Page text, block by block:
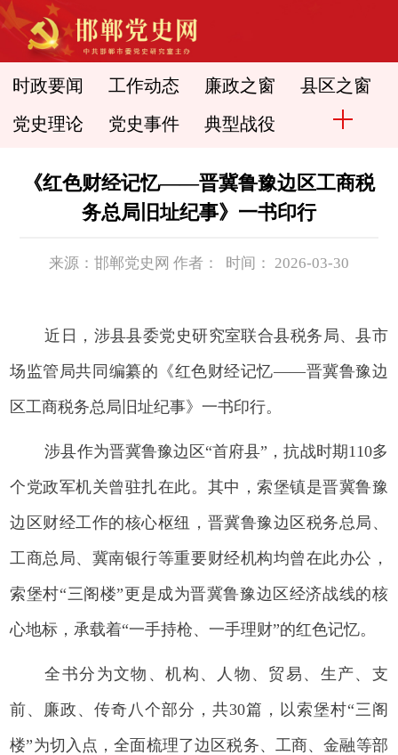
时政要闻 工作动态 廉政之窗 县区之窗
党史理论 党史事件 典型战役
《红色财经记忆——晋冀鲁豫边区工商税
务总局旧址纪事》一书印行
来源：邯郸党史网 作者： 时间： 2026-03-30
近日，涉县县委党史研究室联合县税务局、县市
场监管局共同编纂的《红色财经记忆——晋冀鲁豫边
区工商税务总局旧址纪事》一书印行。
涉县作为晋冀鲁豫边区“首府县”，抗战时期110多
个党政军机关曾驻扎在此。其中，索堡镇是晋冀鲁豫
边区财经工作的核心枢纽，晋冀鲁豫边区税务总局、
工商总局、冀南银行等重要财经机构均曾在此办公，
索堡村“三阁楼”更是成为晋冀鲁豫边区经济战线的核
心地标，承载着“一手持枪、一手理财”的红色记忆。
全书分为文物、机构、人物、贸易、生产、支
前、廉政、传奇八个部分，共30篇，以索堡村“三阁
楼”为切入点，全面梳理了边区税务、工商、金融等部